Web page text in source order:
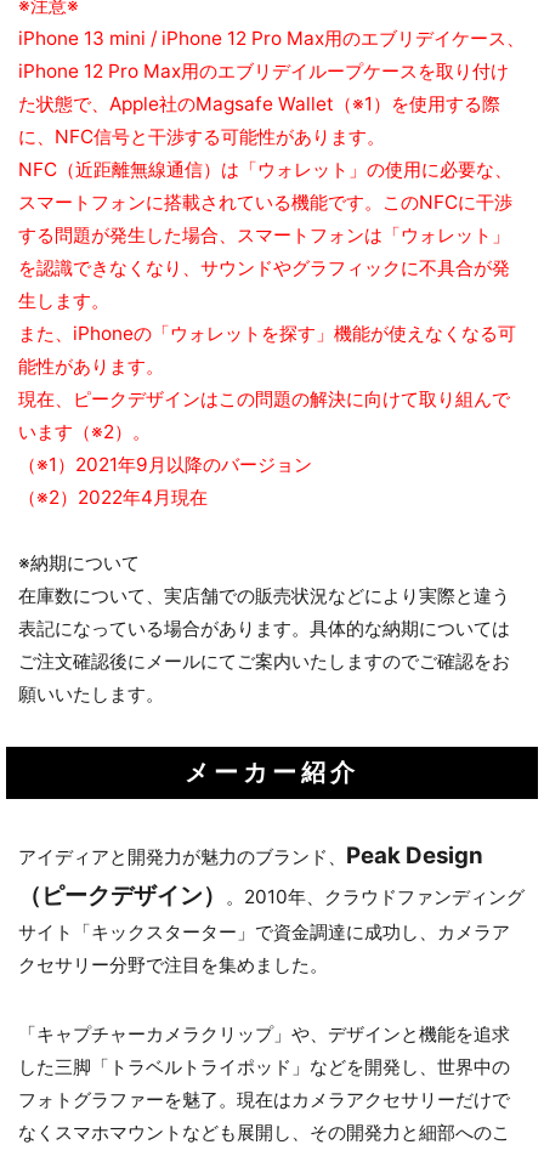
※注意※
iPhone 13 mini / iPhone 12 Pro Max用のエブリデイケース、
iPhone 12 Pro Max用のエブリデイループケースを取り付け
た状態で、Apple社のMagsafe Wallet（※1）を使用する際
に、NFC信号と干渉する可能性があります。
NFC（近距離無線通信）は「ウォレット」の使用に必要な、
スマートフォンに搭載されている機能です。このNFCに干渉
する問題が発生した場合、スマートフォンは「ウォレット」
を認識できなくなり、サウンドやグラフィックに不具合が発
生します。
また、iPhoneの「ウォレットを探す」機能が使えなくなる可
能性があります。
現在、ピークデザインはこの問題の解決に向けて取り組んで
います（※2）。
（※1）2021年9月以降のバージョン
（※2）2022年4月現在
※納期について
在庫数について、実店舗での販売状況などにより実際と違う
表記になっている場合があります。具体的な納期については
ご注文確認後にメールにてご案内いたしますのでご確認をお
願いいたします。
メーカー紹介
アイディアと開発力が魅力のブランド、 Peak Design
（ピークデザイン）
。2010年、クラウドファンディング
サイト「キックスターター」で資金調達に成功し、カメラア
クセサリー分野で注目を集めました。
「キャプチャーカメラクリップ」や、デザインと機能を追求
した三脚「トラベルトライポッド」などを開発し、世界中の
フォトグラファーを魅了。現在はカメラアクセサリーだけで
なくスマホマウントなども展開し、その開発力と細部へのこ